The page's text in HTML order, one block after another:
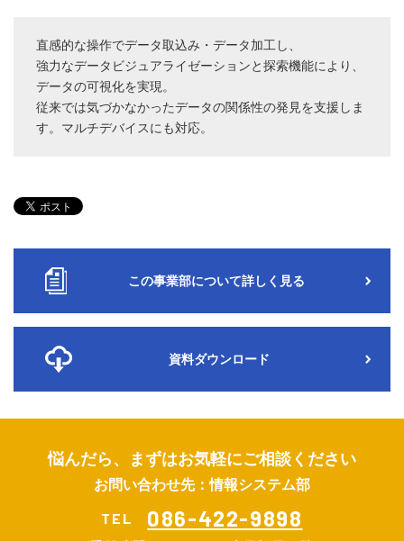
直感的な操作でデータ取込み・データ加工し、
強力なデータビジュアライゼーションと探索機能により、
データの可視化を実現。
従来では気づかなかったデータの関係性の発見を支援しま
す。マルチデバイスにも対応。
この事業部について詳しく見る
資料ダウンロード
悩んだら、まずはお気軽にご相談ください
お問い合わせ先：情報システム部
TEL 086-422-9898